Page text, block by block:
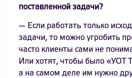
поставленной задачи?
— Если работать только
задачи, то можно угробить
часто клиенты сами не
Или хотят, чтобы было «УОТ
а на самом деле им нужно